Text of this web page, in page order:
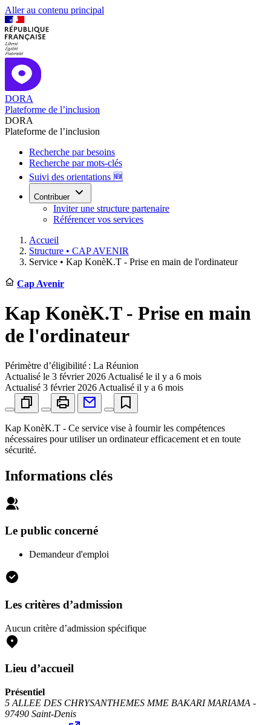
Aller au contenu principal
DORA
Plateforme de l’inclusion
DORA
Plateforme de l’inclusion
Recherche par besoins
Recherche par mots-clés
Suivi des orientations 🆕
Contribuer
Inviter une structure partenaire
Référencer vos services
Accueil
Structure • CAP AVENIR
Service • Kap KonèK.T - Prise en main de l'ordinateur
Cap Avenir
Kap KonèK.T - Prise en main
de l'ordinateur
Périmètre d’éligibilité : La Réunion
Actualisé le 3 février 2026 Actualisé le il y a 6 mois
Actualisé 3 février 2026 Actualisé il y a 6 mois
Kap KonèK.T - Ce service vise à fournir les compétences
nécessaires pour utiliser un ordinateur efficacement et en toute
sécurité.
Informations clés
Le public concerné
Demandeur d'emploi
Les critères d’admission
Aucun critère d’admission spécifique
Lieu d’accueil
Présentiel
5 ALLEE DES CHRYSANTHEMES MME BAKARI MARIAMA -
97490 Saint-Denis